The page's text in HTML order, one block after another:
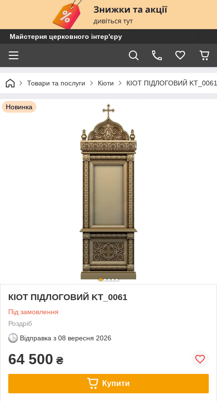
Майстерня церковного інтер'єру
Товари та послуги Кіоти КІОТ ПІДЛОГОВИЙ KT_0061
Новинка
КІОТ ПІДЛОГОВИЙ KT_0061
Під замовлення
Роздріб
Відправка з 08 вересня 2026
64 500 ₴
Купити